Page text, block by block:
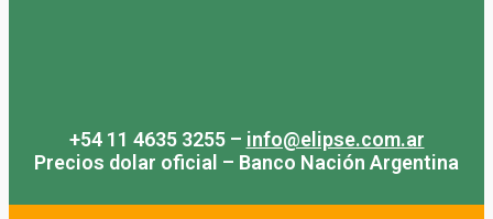
+54 11 4635 3255 – info@elipse.com.ar
Precios dolar oficial – Banco Nación Argentina